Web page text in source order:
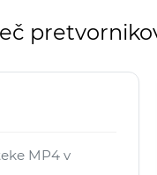
MP4 v